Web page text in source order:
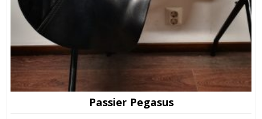
Passier Pegasus